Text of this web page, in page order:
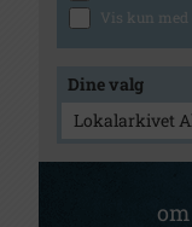
Vis kun med
Dine valg
Lokalarkivet